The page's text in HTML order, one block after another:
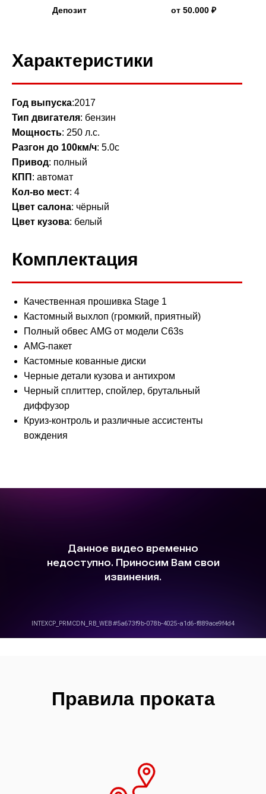
Депозит от 50.000 ₽
Характеристики
Год выпуска:2017
Тип двигателя: бензин
Мощность: 250 л.с.
Разгон до 100км/ч: 5.0с
Привод: полный
КПП : автомат
Кол-во мест: 4
Цвет салона: чёрный
Цвет кузова: белый
Комплектация
Качественная прошивка Stаgе 1
Кастомный выхлоп (громкий, приятный)
Полный обвес АМG от модели С63s
АМG-пакет
Кастомные кованные диски
Черные детали кузова и антихром
Черный сплиттер, спойлер, брутальный
диффузор
Круиз-контроль и различные ассистенты
вождения
Правила проката